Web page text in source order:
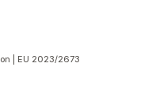
| EU 2023/2673